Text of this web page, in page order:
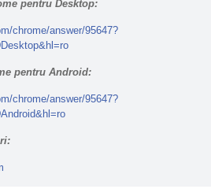
pentru Desktop:
chrome/answer/95647?
pentru Android:
chrome/answer/95647?